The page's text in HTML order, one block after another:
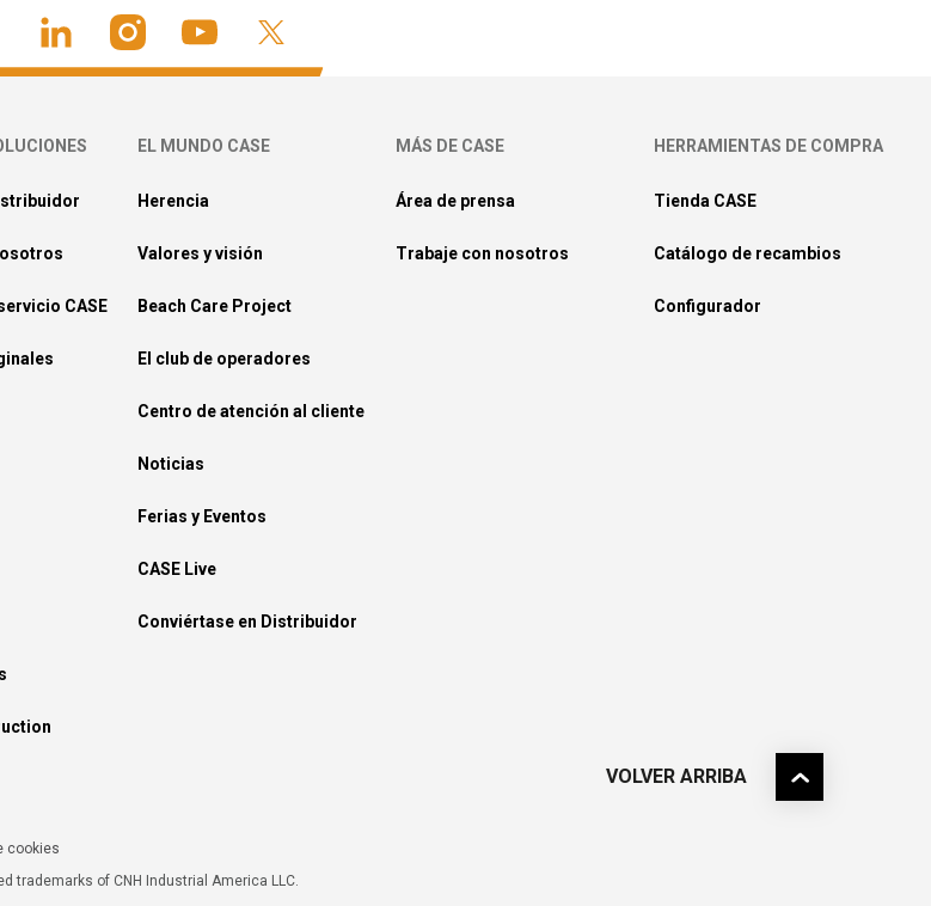
CASE
EL MUNDO CASE
Herencia
Valores y visión
Beach Care Project
El club de operadores
Centro de atención al cliente
Noticias
Ferias y Eventos
CASE Live
Conviértase en Distribuidor
MÁS DE CASE
Área de prensa
Trabaje con nosotros
HERRAMIENTAS DE COMPRA
Tienda CASE
Catálogo de recambios
Configurador
cookies
trademarks of CNH Industrial America LLC.
VOLVER ARRIBA